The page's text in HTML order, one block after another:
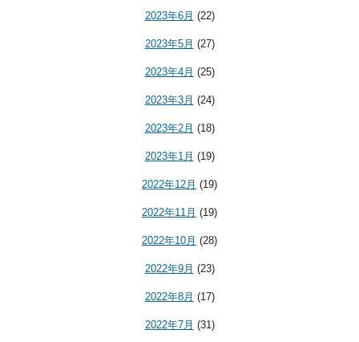
2023年6月 (22)
2023年5月 (27)
2023年4月 (25)
2023年3月 (24)
2023年2月 (18)
2023年1月 (19)
2022年12月 (19)
2022年11月 (19)
2022年10月 (28)
2022年9月 (23)
2022年8月 (17)
2022年7月 (31)